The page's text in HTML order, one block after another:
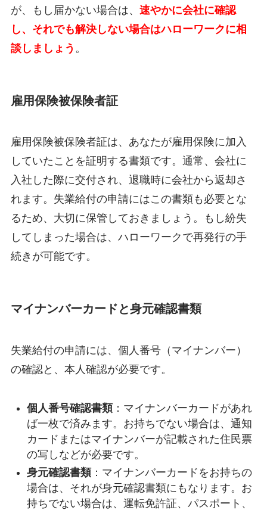
が、もし届かない場合は、 速やかに会社に確認
し、それでも解決しない場合はハローワークに相
談しましょう 。
雇用保険被保険者証
雇用保険被保険者証は、あなたが雇用保険に加入
していたことを証明する書類です。通常、会社に
入社した際に交付され、退職時に会社から返却さ
れます。失業給付の申請にはこの書類も必要とな
るため、大切に保管しておきましょう。もし紛失
してしまった場合は、ハローワークで再発行の手
続きが可能です。
マイナンバーカードと身元確認書類
失業給付の申請には、個人番号（マイナンバー）
の確認と、本人確認が必要です。
個人番号確認書類：マイナンバーカードがあれ
ば一枚で済みます。お持ちでない場合は、通知
カードまたはマイナンバーが記載された住民票
の写しなどが必要です。
身元確認書類：マイナンバーカードをお持ちの
場合は、それが身元確認書類にもなります。お
持ちでない場合は、運転免許証、パスポート、